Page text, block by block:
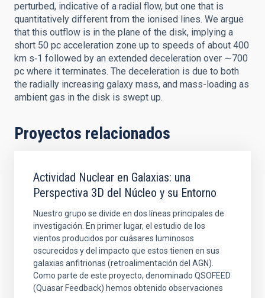
perturbed, indicative of a radial flow, but one that is
quantitatively different from the ionised lines. We argue
that this outflow is in the plane of the disk, implying a
short 50 pc acceleration zone up to speeds of about 400
km s‑1 followed by an extended deceleration over ∼700
pc where it terminates. The deceleration is due to both
the radially increasing galaxy mass, and mass-loading as
ambient gas in the disk is swept up.
Proyectos relacionados
Actividad Nuclear en Galaxias: una
Perspectiva 3D del Núcleo y su Entorno
Nuestro grupo se divide en dos líneas principales de
investigación. En primer lugar, el estudio de los
vientos producidos por cuásares luminosos
oscurecidos y del impacto que estos tienen en sus
galaxias anfitrionas (retroalimentación del AGN).
Como parte de este proyecto, denominado QSOFEED
(Quasar Feedback) hemos obtenido observaciones